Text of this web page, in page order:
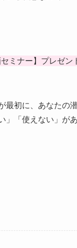
ミナー】プレゼン
最初に、あなたの
」「使えない」が